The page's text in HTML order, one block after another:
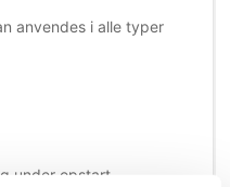
anvendes i alle typer
under opstart